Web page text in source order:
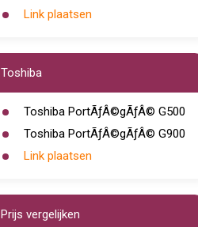
Link plaatsen
Toshiba
Toshiba PortÃƒÂ©gÃƒÂ© G500
Toshiba PortÃƒÂ©gÃƒÂ© G900
Link plaatsen
Prijs vergelijken